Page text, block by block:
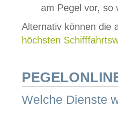
am Pegel vor,
Alternativ können die
höchsten
Welche Dienste